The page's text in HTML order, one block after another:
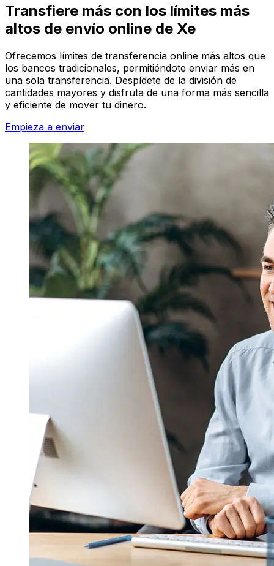
Transfiere más con los límites más
altos de envío online de Xe
Ofrecemos límites de transferencia online más altos que
los bancos tradicionales, permitiéndote enviar más en
una sola transferencia. Despídete de la división de
cantidades mayores y disfruta de una forma más sencilla
y eficiente de mover tu dinero.
Empieza a enviar